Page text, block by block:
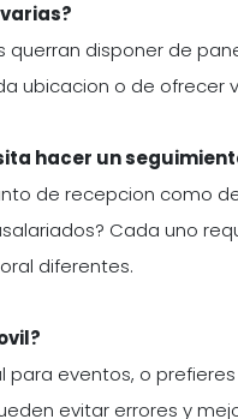
querran disponer de
ubicacion o de ofrecer
hacer un
de recepcion como
Cada uno
diferentes.
para eventos, o
evitar errores y